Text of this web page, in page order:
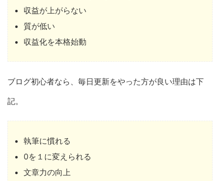
収益が上がらない
質が低い
収益化を本格始動
ブログ初心者なら、毎日更新をやった方が良い理由は下
記。
執筆に慣れる
0を１に変えられる
文章力の向上